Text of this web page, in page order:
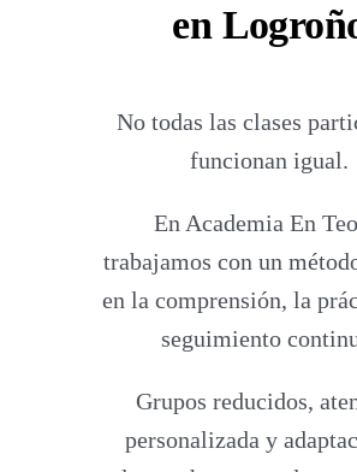
en
No todas las clases
funcionan igual.
En Academia En
trabajamos con un
en la comprensión, la
seguimiento
Grupos reducidos,
personalizada y